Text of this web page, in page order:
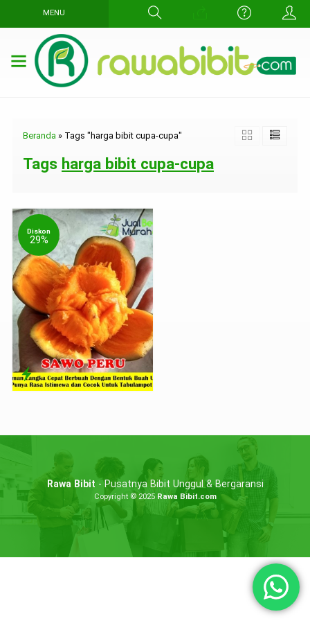
MENU
Beranda » Tags "harga bibit cupa-cupa"
Tags harga bibit cupa-cupa
Diskon
29%
Rawa Bibit - Pusatnya Bibit Unggul & Bergaransi
Copyright © 2025 Rawa Bibit.com